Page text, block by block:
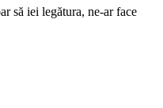
să iei legătura, ne-ar face